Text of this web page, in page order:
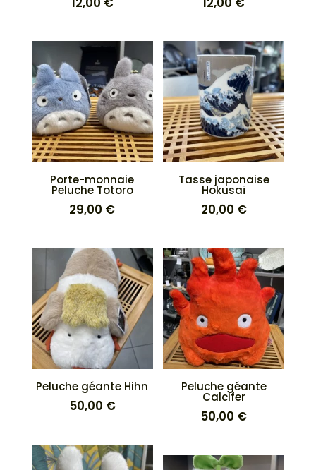
Porte-monnaie
Peluche Totoro
29,00 €
Tasse japonaise
Hokusaï
20,00 €
Peluche géante Hihn
50,00 €
Peluche géante
Calcifer
50,00 €